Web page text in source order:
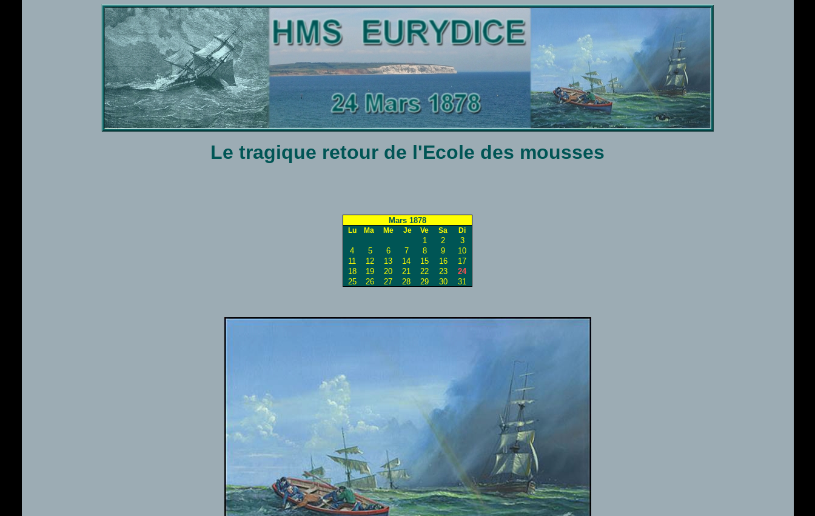
Le tragique retour de l'Ecole des mousses
Mars 1878
Lu Ma Me Je Ve Sa Di
1 2
3
4
5 6 7 8 9
10
11
12 13 14 15 16
17
18
19 20 21 22 23
24
25
26 27 28 29 30 31